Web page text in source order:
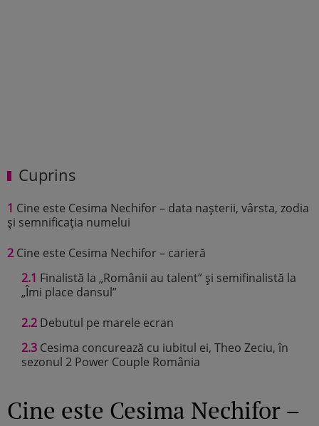
Cuprins
1 Cine este Cesima Nechifor – data nașterii, vârsta, zodia
și semnificația numelui
2 Cine este Cesima Nechifor – carieră
2.1 Finalistă la „Românii au talent” și semifinalistă la
„Îmi place dansul”
2.2 Debutul pe marele ecran
2.3 Cesima concurează cu iubitul ei, Theo Zeciu, în
sezonul 2 Power Couple România
Cine este Cesima Nechifor –